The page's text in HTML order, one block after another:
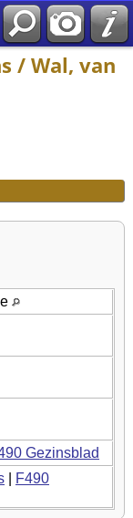
/ Wal, van
Gezinsblad
F490